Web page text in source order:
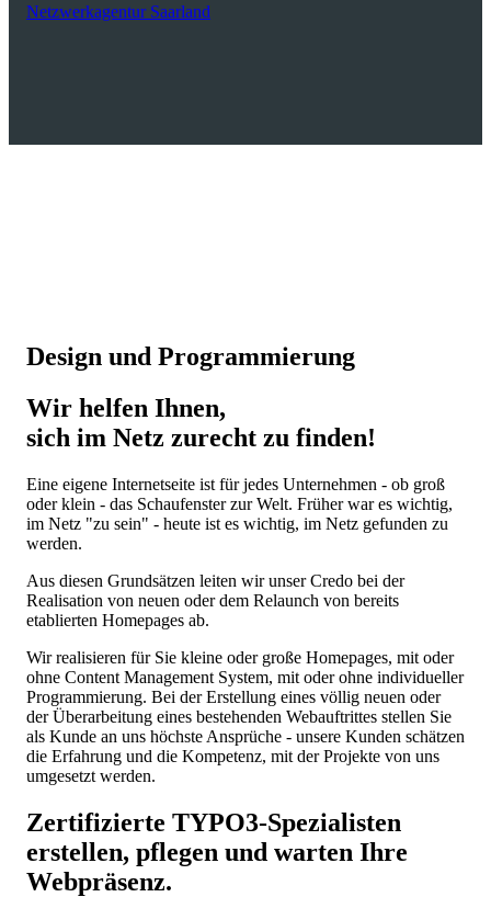
Netzwerkagentur Saarland
Design und Programmierung
Wir helfen Ihnen,
sich im Netz zurecht zu finden!
Eine eigene Internetseite ist für jedes Unternehmen - ob groß
oder klein - das Schaufenster zur Welt. Früher war es wichtig,
im Netz "zu sein" - heute ist es wichtig, im Netz gefunden zu
werden.
Aus diesen Grundsätzen leiten wir unser Credo bei der
Realisation von neuen oder dem Relaunch von bereits
etablierten Homepages ab.
Wir realisieren für Sie kleine oder große Homepages, mit oder
ohne Content Management System, mit oder ohne individueller
Programmierung. Bei der Erstellung eines völlig neuen oder
der Überarbeitung eines bestehenden Webauftrittes stellen Sie
als Kunde an uns höchste Ansprüche - unsere Kunden schätzen
die Erfahrung und die Kompetenz, mit der Projekte von uns
umgesetzt werden.
Zertifizierte TYPO3-Spezialisten
erstellen, pflegen und warten Ihre
Webpräsenz.